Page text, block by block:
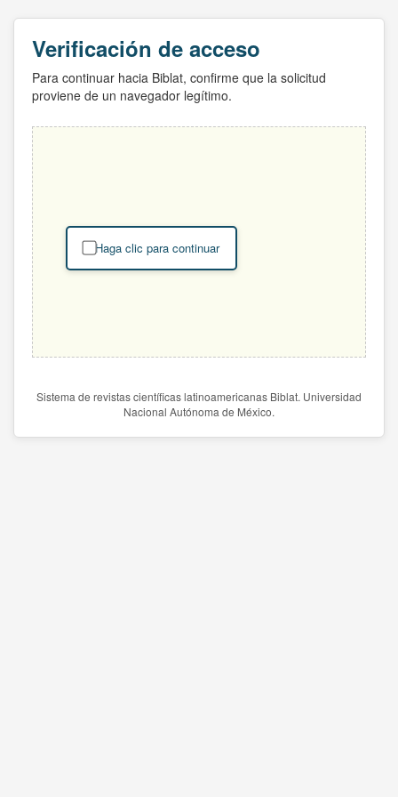
Verificación de acceso
Para continuar hacia Biblat, confirme que la solicitud
proviene de un navegador legítimo.
Haga clic para continuar
Sistema de revistas científicas latinoamericanas Biblat. Universidad
Nacional Autónoma de México.